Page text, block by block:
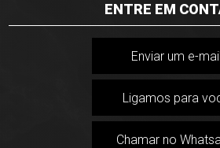
ENTRE EM
Enviar um e-mail
Ligamos para
Chamar no